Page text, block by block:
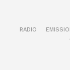
RADIO